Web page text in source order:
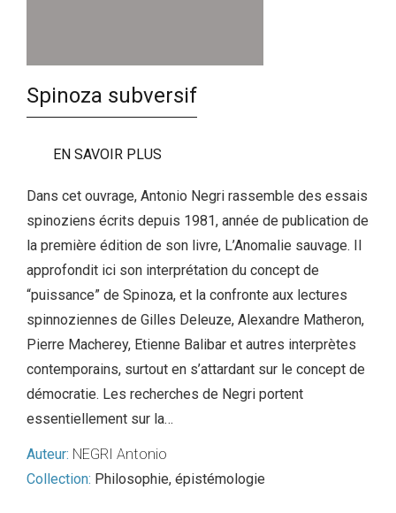
Spinoza subversif
EN SAVOIR PLUS
Dans cet ouvrage, Antonio Negri rassemble des essais
spinoziens écrits depuis 1981, année de publication de
la première édition de son livre, L’Anomalie sauvage. Il
approfondit ici son interprétation du concept de
“puissance” de Spinoza, et la confronte aux lectures
spinnoziennes de Gilles Deleuze, Alexandre Matheron,
Pierre Macherey, Etienne Balibar et autres interprètes
contemporains, surtout en s’attardant sur le concept de
démocratie. Les recherches de Negri portent
essentiellement sur la…
Auteur: NEGRI Antonio
Collection: Philosophie, épistémologie